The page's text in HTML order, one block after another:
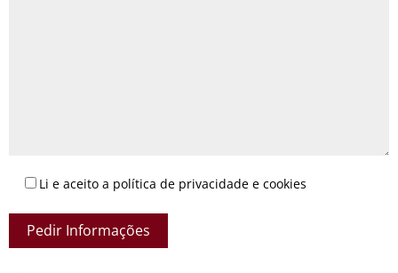
Li e aceito a política de privacidade e cookies